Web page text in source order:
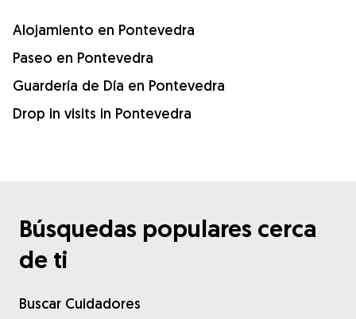
Alojamiento en Pontevedra
Paseo en Pontevedra
Guardería de Día en Pontevedra
Drop in visits in Pontevedra
Búsquedas populares cerca
de ti
Buscar Cuidadores